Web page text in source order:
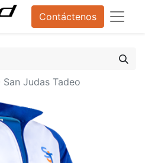
Contáctenos
Judas Tadeo